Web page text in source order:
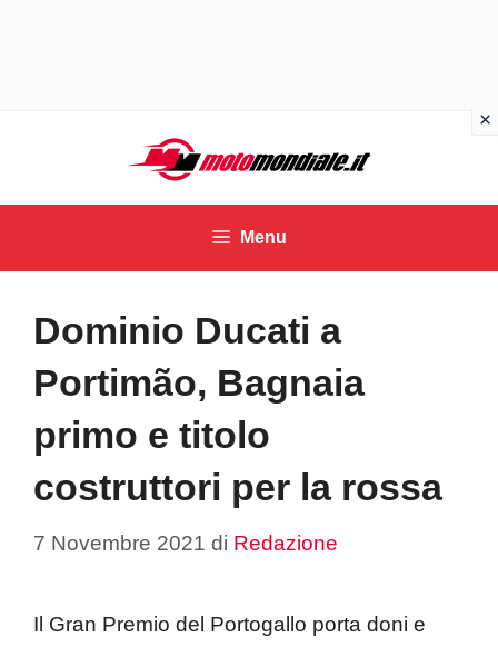
contenuto
Menu
Dominio Ducati a
Portimão, Bagnaia
primo e titolo
costruttori per la rossa
7 Novembre 2021 di Redazione
Il Gran Premio del Portogallo porta doni e